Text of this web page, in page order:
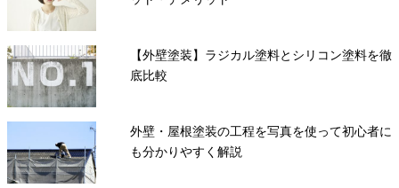
【外壁塗装】ラジカル塗料とシリコン塗料を徹
底比較
外壁・屋根塗装の工程を写真を使って初心者に
も分かりやすく解説